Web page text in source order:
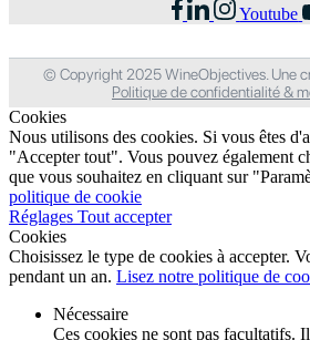
Youtube
© Copyright 2025 WineObjectives. Une
Politique de confidentialité &
Cookies
Nous utilisons des cookies. Si vous êtes
"Accepter tout". Vous pouvez également
que vous souhaitez en cliquant sur
politique de cookie
Réglages Tout accepter
Cookies
Choisissez le type de cookies à accepter.
pendant un an. Lisez notre politique de
Nécessaire
Ces cookies ne sont pas facultatifs.